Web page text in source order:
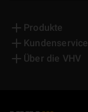
Produkte
Kundenservice
Über die VHV